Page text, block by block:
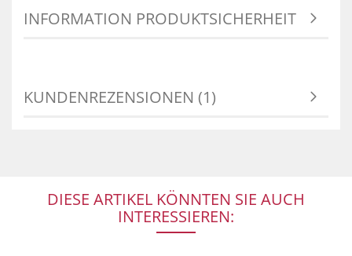
INFORMATION PRODUKTSICHERHEIT
KUNDENREZENSIONEN (1)
DIESE ARTIKEL KÖNNTEN SIE AUCH
INTERESSIEREN: